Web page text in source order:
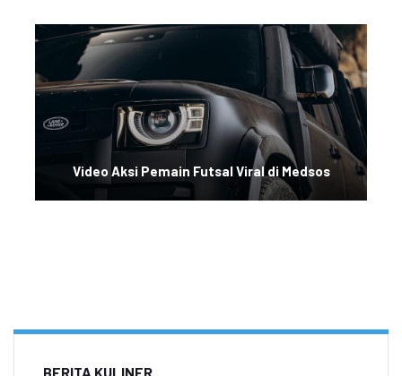
Video Aksi Pemain Futsal Viral di Medsos
BERITA KULINER